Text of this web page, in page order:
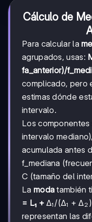
Cálculo de
Para calcular la
agrupados, usas:
fa_anterior)/
complicado, pero
estimas dónde
intervalo.
Los componentes
intervalo
acumulada antes
f_mediana
C (tamaño del
La moda también
= L₁ +Δ₁/(Δ₁+Δ₂)
Δ1 /(Δ1 + Δ2 )
representan las